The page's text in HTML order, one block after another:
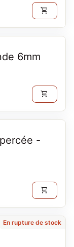
shopping_cart
6mm
shopping_cart
-
shopping_cart
En rupture de stock